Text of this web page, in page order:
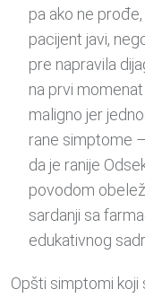
pa ako ne
pacijent javi,
pre napravila
na prvi
maligno jer
rane simptome
da je ranije
povodom
sardanji sa
edukativnog
Opšti simptomi koji